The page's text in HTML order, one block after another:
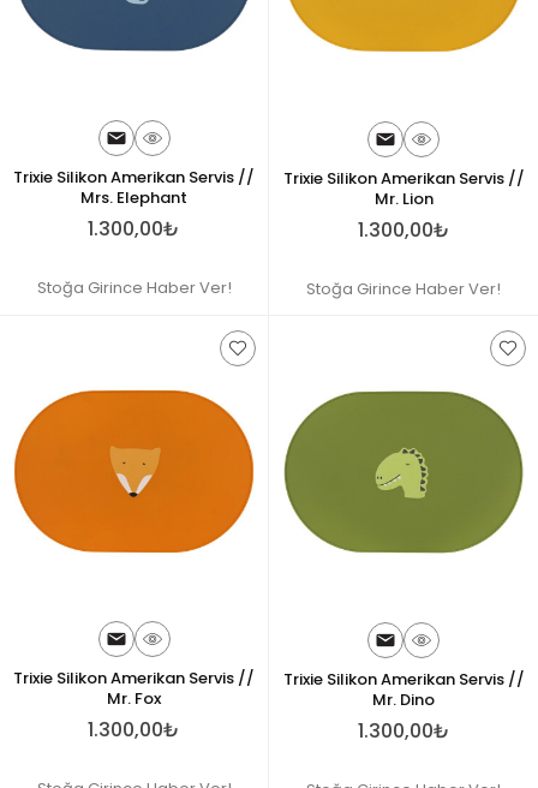
Trixie Silikon Amerikan Servis //
Mrs. Elephant
1.300,00₺
Stoğa Girince Haber Ver!
Trixie Silikon Amerikan Servis //
Mr. Lion
1.300,00₺
Stoğa Girince Haber Ver!
Trixie Silikon Amerikan Servis //
Mr. Fox
1.300,00₺
Trixie Silikon Amerikan Servis //
Mr. Dino
1.300,00₺